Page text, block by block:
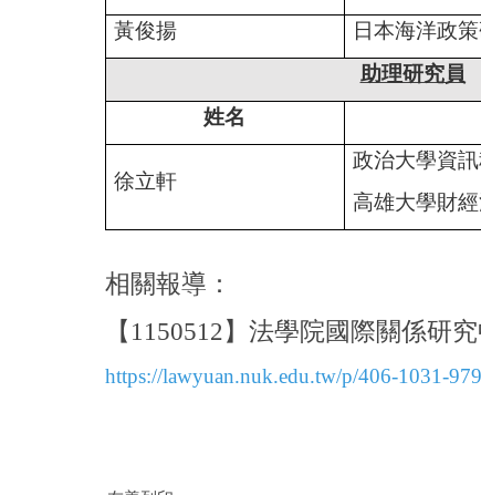
黃俊揚
日本海洋政
助理研究員
姓名
徐立軒
政治大學資
高雄大學財
相關報導：
【1150512】法學院國際關係研
https://lawyuan.nuk.edu.tw/p/406-1031-